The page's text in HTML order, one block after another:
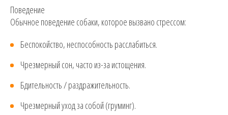
Поведение
Обычное поведение собаки, которое вызвано стрессом:
Беспокойство, неспособность расслабиться.
Чрезмерный сон, часто из-за истощения.
Бдительность / раздражительность.
Чрезмерный уход за собой (груминг).